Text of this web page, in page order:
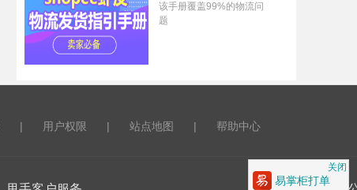
该手册覆盖99%的物流问
题
| 用户权限 | 站点地图 | 帮助中心
关闭
易掌柜打单